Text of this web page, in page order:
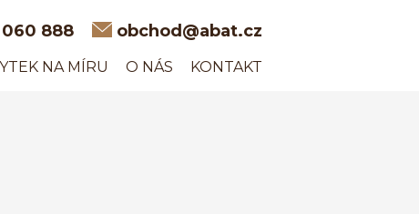
888 obchod@abat.cz
NA MÍRU O NÁS KONTAKT